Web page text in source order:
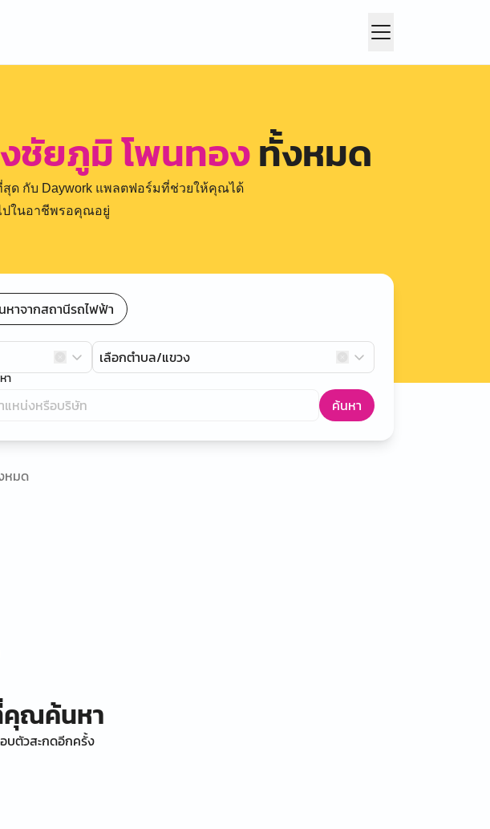
ชัยภูมิ โพนทองทั้งหมด
กับ Daywork แพลตฟอร์มที่ช่วยให้คุณได้
ปในอาชีพรอคุณอยู่
หาจากสถานีรถไฟฟ้า
เลือกตำบล/แขวง
า
ค้นหา
หมด
คุณค้นหา
บตัวสะกดอีกครั้ง